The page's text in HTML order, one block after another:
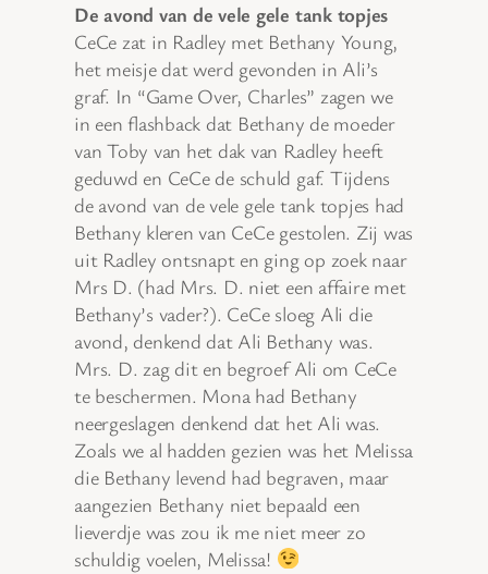
De avond van de vele gele tank topjes
CeCe zat in Radley met Bethany Young,
het meisje dat werd gevonden in Ali’s
graf. In “Game Over, Charles” zagen we
in een flashback dat Bethany de moeder
van Toby van het dak van Radley heeft
geduwd en CeCe de schuld gaf. Tijdens
de avond van de vele gele tank topjes had
Bethany kleren van CeCe gestolen. Zij was
uit Radley ontsnapt en ging op zoek naar
Mrs D. (had Mrs. D. niet een affaire met
Bethany’s vader?). CeCe sloeg Ali die
avond, denkend dat Ali Bethany was.
Mrs. D. zag dit en begroef Ali om CeCe
te beschermen. Mona had Bethany
neergeslagen denkend dat het Ali was.
Zoals we al hadden gezien was het Melissa
die Bethany levend had begraven, maar
aangezien Bethany niet bepaald een
lieverdje was zou ik me niet meer zo
schuldig voelen, Melissa!